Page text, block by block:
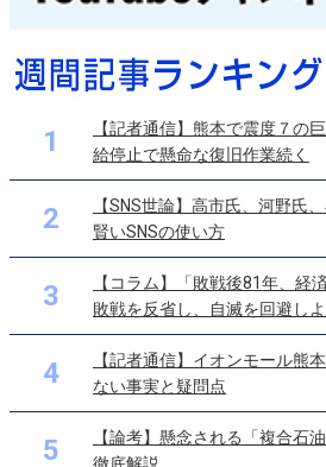
1
【記者通信】熊本で震度７の
給停止で懸命な復旧作業続く
2
【SNS世論】高市氏、河野氏
賢いSNSの使い方
3
【コラム】「敗戦後81年、経
敗戦を反省し、自滅を回避しよ
4
【記者通信】イオンモール熊
ない事実と疑問点
5
【論考】懸念される「複合石